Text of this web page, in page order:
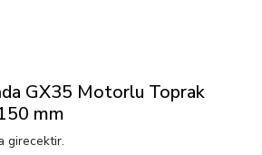
GX35 Motorlu Toprak
mm
girecektir.